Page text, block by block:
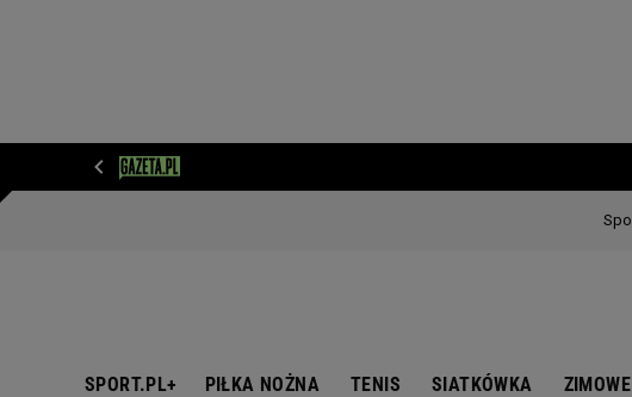
SPORT.PL+ PIŁKA NOŻNA TENIS SIATKÓWKA ZIMOWE